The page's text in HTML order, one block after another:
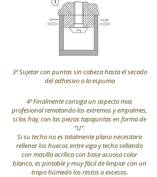
3º Sujetar con puntas sin cabeza hasta el secado
del adhesivo o la espuma
4º Finalmente consiga un aspecto mas
profesional rematando los extremos y empalmes,
si los hay, con las piezas tapajuntas en forma de
“U”.
Si su techo no es totalmente plano necesitara
rellenar los huecos entre viga y techo sellando
con masilla acrílica con base acuosa color
blanco, es pintable y muy fácil de limpiar con un
trapo húmedo los restos o excesos.